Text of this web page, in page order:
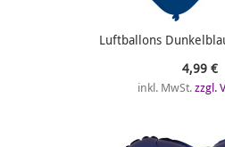
Luftballons
4,99 €
inkl. MwSt.zzgl.